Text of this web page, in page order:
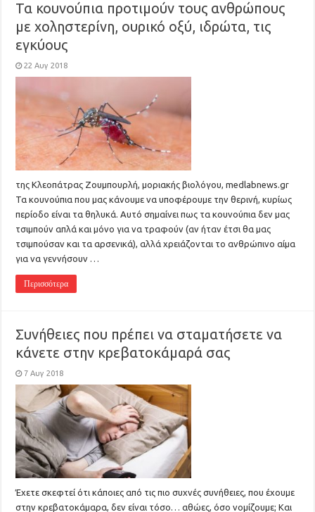
Τα κουνούπια προτιμούν τους ανθρώπους
με χοληστερίνη, ουρικό οξύ, ιδρώτα, τις
εγκύους
22 Αυγ 2018
της Κλεοπάτρας Ζουμπουρλή, μοριακής βιολόγου, medlabnews.gr
Τα κουνούπια που μας κάνουμε να υποφέρουμε την θερινή, κυρίως
περίοδο είναι τα θηλυκά. Αυτό σημαίνει πως τα κουνούπια δεν μας
τσιμπούν απλά και μόνο για να τραφούν (αν ήταν έτσι θα μας
τσιμπούσαν και τα αρσενικά), αλλά χρειάζονται το ανθρώπινο αίμα
για να γεννήσουν …
Περισσότερα
Συνήθειες που πρέπει να σταματήσετε να
κάνετε στην κρεβατοκάμαρά σας
7 Αυγ 2018
Έχετε σκεφτεί ότι κάποιες από τις πιο συχνές συνήθειες, που έχουμε
στην κρεβατοκάμαρα, δεν είναι τόσο… αθώες, όσο νομίζουμε; Και